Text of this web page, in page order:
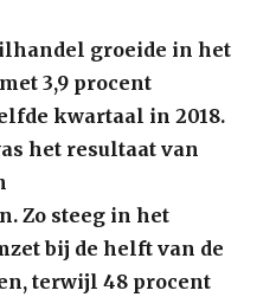
groeide in het
3,9 procent
kwartaal in 2018.
het resultaat van
Zo steeg in het
bij de helft van de
terwijl 48 procent